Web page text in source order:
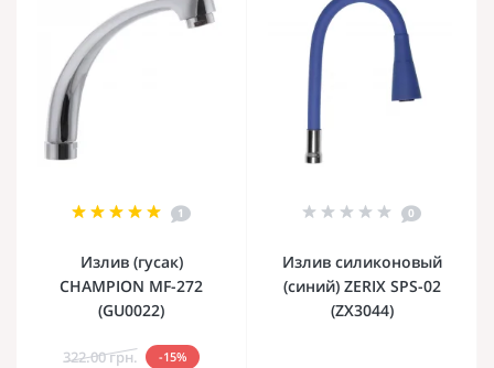
1
Излив (гусак)
CHAMPION MF-272
(GU0022)
322.00 грн. -15%
0
Излив силиконовый
(синий) ZERIX SPS-02
(ZX3044)